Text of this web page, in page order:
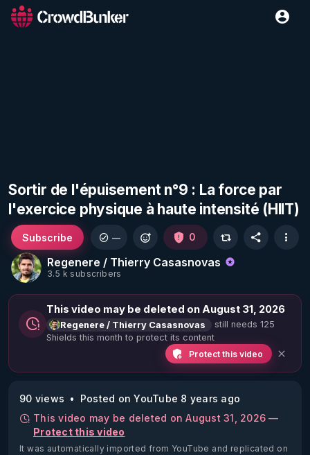
Sortir de l'épuisement n°9 : La force par
l'exercice physique à haute intensité (HIIT)
Regenere / Thierry Casasnovas
3.5 k subscribers
Subscribe — 0
This video may be deleted on August 31, 2026
Regenere / Thierry Casasnovas
still needs 125
Shields this month to protect its content
Protect this video
90 views
Posted on YouTube 8 years ago
This video may be deleted on August 31, 2026 —
Protect this video
It was automatically imported from YouTube and replicated on